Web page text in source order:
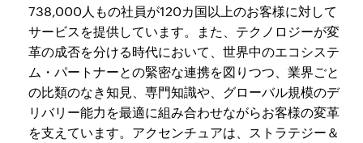
738,000人もの社員が120カ国以上のお客様に対して
サービスを提供しています。また、テクノロジーが変
革の成否を分ける時代において、世界中のエコシステ
ム・パートナーとの緊密な連携を図りつつ、業界ごと
の比類のなき知見、専門知識や、グローバル規模のデ
リバリー能力を最適に組み合わせながらお客様の変革
を支えています。アクセンチュアは、ストラテジー＆